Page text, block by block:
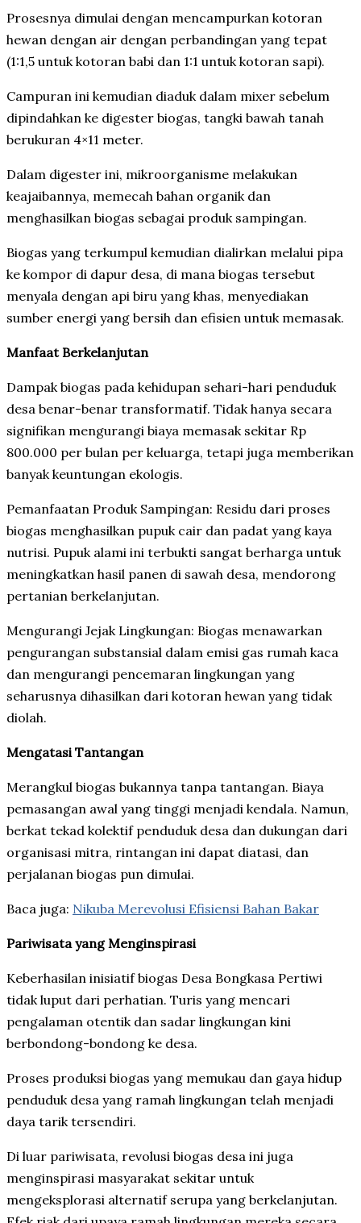
Prosesnya dimulai dengan mencampurkan kotoran
hewan dengan air dengan perbandingan yang tepat
(1:1,5 untuk kotoran babi dan 1:1 untuk kotoran sapi).
Campuran ini kemudian diaduk dalam mixer sebelum
dipindahkan ke digester biogas, tangki bawah tanah
berukuran 4×11 meter.
Dalam digester ini, mikroorganisme melakukan
keajaibannya, memecah bahan organik dan
menghasilkan biogas sebagai produk sampingan.
Biogas yang terkumpul kemudian dialirkan melalui pipa
ke kompor di dapur desa, di mana biogas tersebut
menyala dengan api biru yang khas, menyediakan
sumber energi yang bersih dan efisien untuk memasak.
Manfaat Berkelanjutan
Dampak biogas pada kehidupan sehari-hari penduduk
desa benar-benar transformatif. Tidak hanya secara
signifikan mengurangi biaya memasak sekitar Rp
800.000 per bulan per keluarga, tetapi juga memberikan
banyak keuntungan ekologis.
Pemanfaatan Produk Sampingan: Residu dari proses
biogas menghasilkan pupuk cair dan padat yang kaya
nutrisi. Pupuk alami ini terbukti sangat berharga untuk
meningkatkan hasil panen di sawah desa, mendorong
pertanian berkelanjutan.
Mengurangi Jejak Lingkungan: Biogas menawarkan
pengurangan substansial dalam emisi gas rumah kaca
dan mengurangi pencemaran lingkungan yang
seharusnya dihasilkan dari kotoran hewan yang tidak
diolah.
Mengatasi Tantangan
Merangkul biogas bukannya tanpa tantangan. Biaya
pemasangan awal yang tinggi menjadi kendala. Namun,
berkat tekad kolektif penduduk desa dan dukungan dari
organisasi mitra, rintangan ini dapat diatasi, dan
perjalanan biogas pun dimulai.
Baca juga: Nikuba Merevolusi Efisiensi Bahan Bakar
Pariwisata yang Menginspirasi
Keberhasilan inisiatif biogas Desa Bongkasa Pertiwi
tidak luput dari perhatian. Turis yang mencari
pengalaman otentik dan sadar lingkungan kini
berbondong-bondong ke desa.
Proses produksi biogas yang memukau dan gaya hidup
penduduk desa yang ramah lingkungan telah menjadi
daya tarik tersendiri.
Di luar pariwisata, revolusi biogas desa ini juga
menginspirasi masyarakat sekitar untuk
mengeksplorasi alternatif serupa yang berkelanjutan.